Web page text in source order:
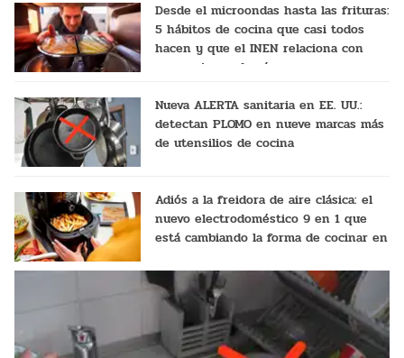
Desde el microondas hasta las frituras:
5 hábitos de cocina que casi todos
hacen y que el INEN relaciona con
mayor riesgo de cáncer
Nueva ALERTA sanitaria en EE. UU.:
detectan PLOMO en nueve marcas más
de utensilios de cocina
Adiós a la freidora de aire clásica: el
nuevo electrodoméstico 9 en 1 que
está cambiando la forma de cocinar en